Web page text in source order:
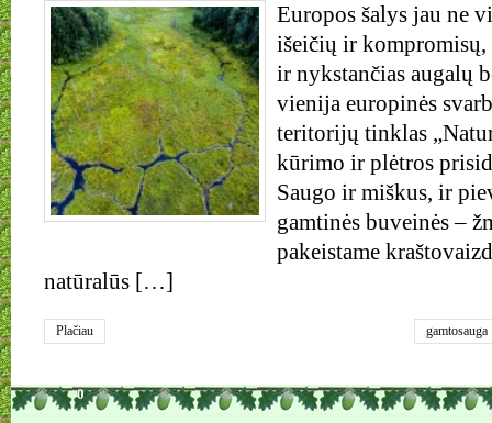
Europos šalys jau ne
išeičių ir kompromisų,
ir nykstančias augalų
vienija europinės
teritorijų tinklas
kūrimo ir plėtros
Saugo ir miškus, ir
gamtinės buveinės –
pakeistame
natūralūs […]
Plačiau gamtosauga
0